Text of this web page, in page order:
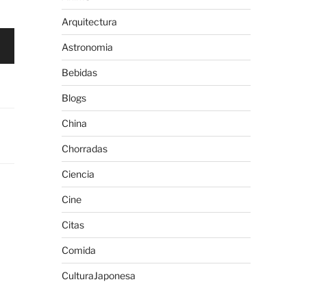
Arquitectura
Astronomia
Bebidas
Blogs
China
Chorradas
Ciencia
Cine
Citas
Comida
CulturaJaponesa